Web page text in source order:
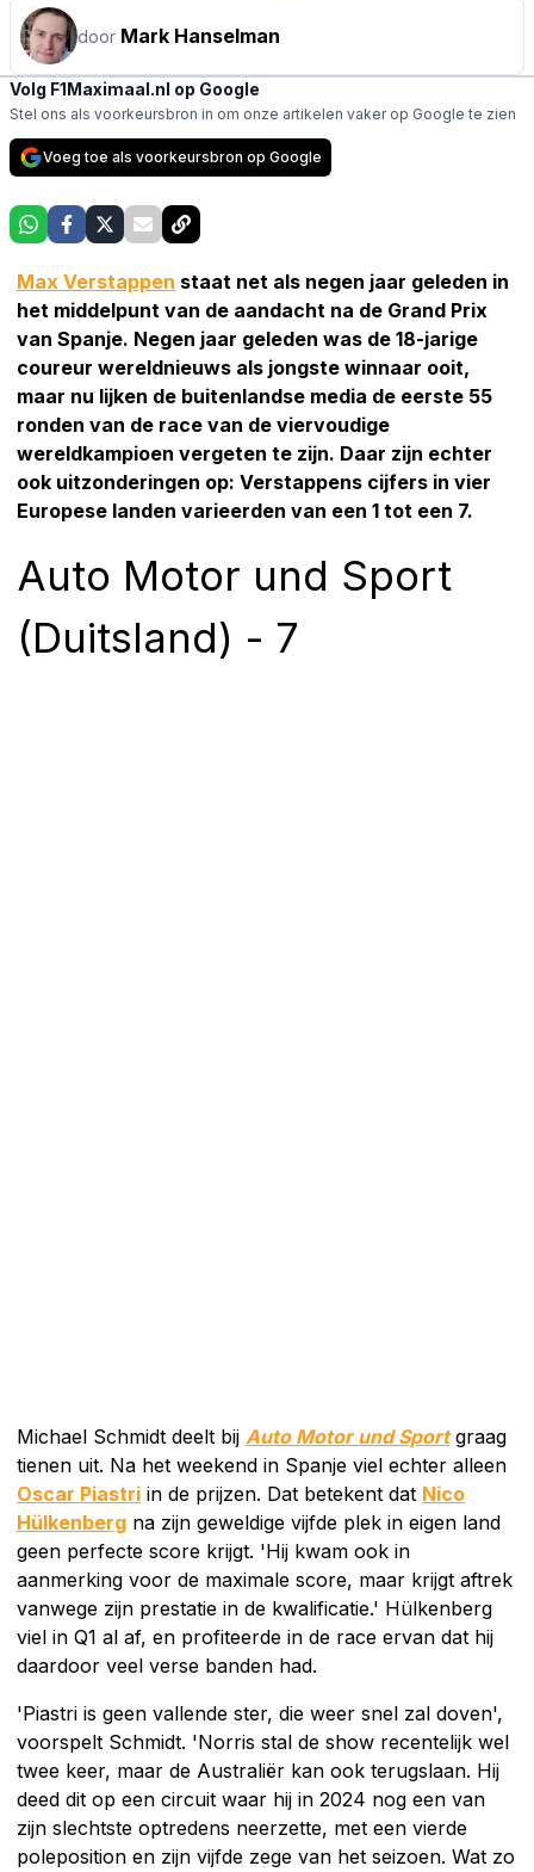
door Mark Hanselman
Volg F1Maximaal.nl op Google
Stel ons als voorkeursbron in om onze artikelen vaker op Google te zien
Voeg toe als voorkeursbron op Google
Max Verstappen staat net als negen jaar geleden in
het middelpunt van de aandacht na de Grand Prix
van Spanje. Negen jaar geleden was de 18-jarige
coureur wereldnieuws als jongste winnaar ooit,
maar nu lijken de buitenlandse media de eerste 55
ronden van de race van de viervoudige
wereldkampioen vergeten te zijn. Daar zijn echter
ook uitzonderingen op: Verstappens cijfers in vier
Europese landen varieerden van een 1 tot een 7.
Auto Motor und Sport
(Duitsland) - 7
Michael Schmidt deelt bij Auto Motor und Sportgraag
tienen uit. Na het weekend in Spanje viel echter alleen
Oscar Piastri in de prijzen. Dat betekent dat Nico
Hülkenberg na zijn geweldige vijfde plek in eigen land
geen perfecte score krijgt. 'Hij kwam ook in
aanmerking voor de maximale score, maar krijgt aftrek
vanwege zijn prestatie in de kwalificatie.' Hülkenberg
viel in Q1 al af, en profiteerde in de race ervan dat hij
daardoor veel verse banden had.
'Piastri is geen vallende ster, die weer snel zal doven',
voorspelt Schmidt. 'Norris stal de show recentelijk wel
twee keer, maar de Australiër kan ook terugslaan. Hij
deed dit op een circuit waar hij in 2024 nog een van
zijn slechtste optredens neerzette, met een vierde
poleposition en zijn vijfde zege van het seizoen. Wat zo